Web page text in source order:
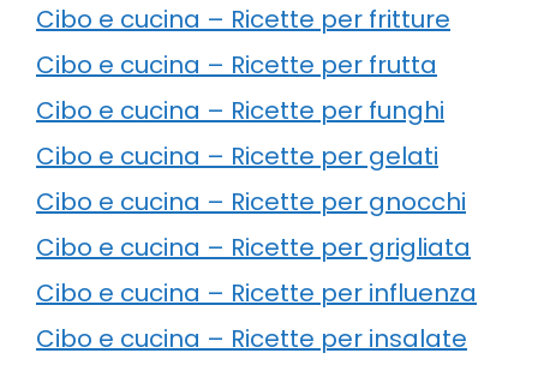
Cibo e cucina – Ricette per fritture
Cibo e cucina – Ricette per frutta
Cibo e cucina – Ricette per funghi
Cibo e cucina – Ricette per gelati
Cibo e cucina – Ricette per gnocchi
Cibo e cucina – Ricette per grigliata
Cibo e cucina – Ricette per influenza
Cibo e cucina – Ricette per insalate